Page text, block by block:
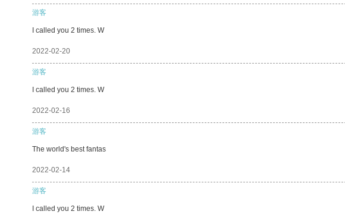
游客
I called you 2 times. W
2022-02-20
游客
I called you 2 times. W
2022-02-16
游客
The world's best fantas
2022-02-14
游客
I called you 2 times. W